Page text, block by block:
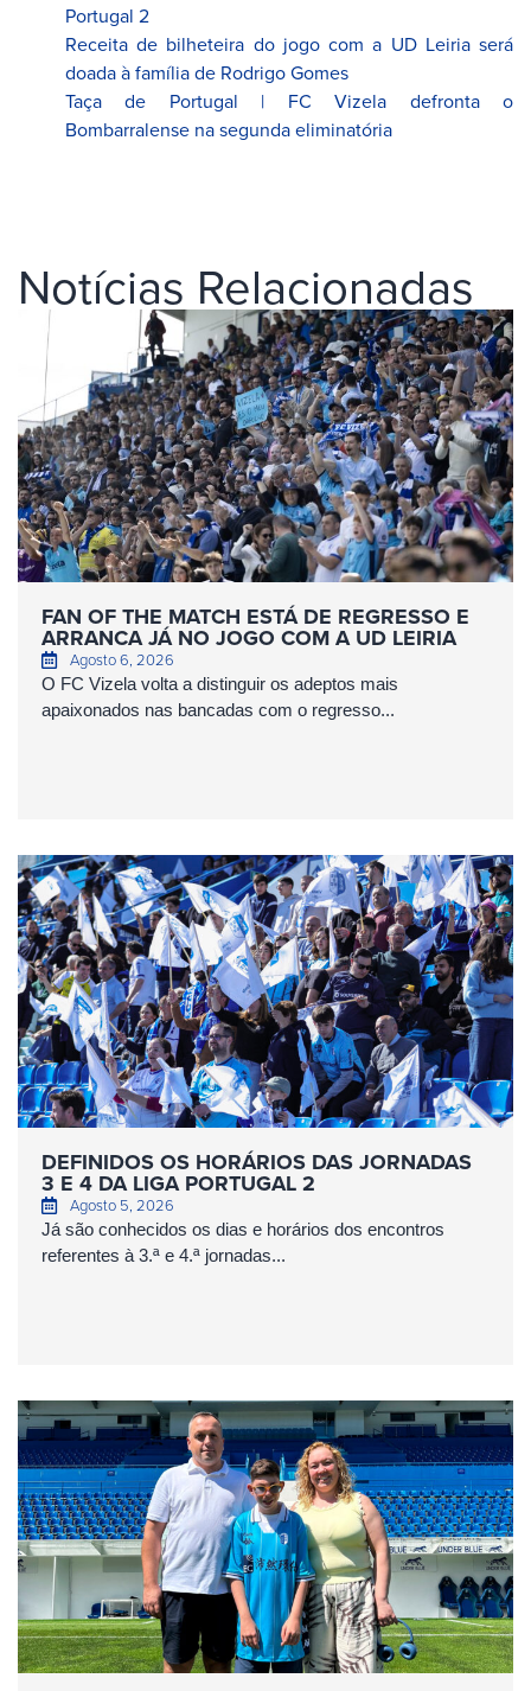
Portugal 2
Receita de bilheteira do jogo com a UD Leiria será
doada à família de Rodrigo Gomes
Taça de Portugal | FC Vizela defronta o
Bombarralense na segunda eliminatória
Notícias Relacionadas
FAN OF THE MATCH ESTÁ DE REGRESSO E
ARRANCA JÁ NO JOGO COM A UD LEIRIA
Agosto 6, 2026
O FC Vizela volta a distinguir os adeptos mais
apaixonados nas bancadas com o regresso...
DEFINIDOS OS HORÁRIOS DAS JORNADAS
3 E 4 DA LIGA PORTUGAL 2
Agosto 5, 2026
Já são conhecidos os dias e horários dos encontros
referentes à 3.ª e 4.ª jornadas...